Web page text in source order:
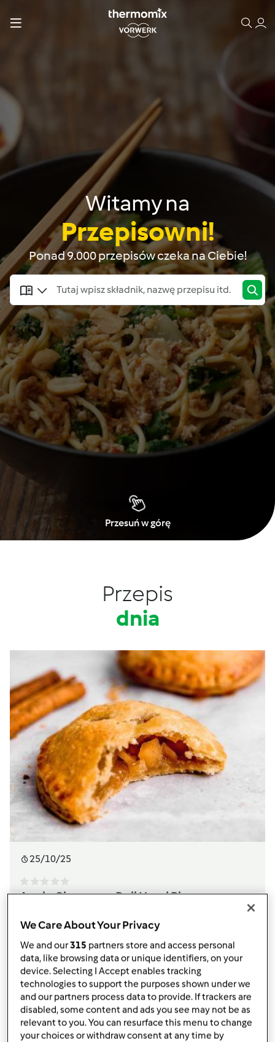
Witamy na
Przepisowni!
Ponad 9.000 przepisów czeka na Ciebie!
Przesuń w górę
Przepis
dnia
25/10/25
Apple Cinnamon Roll Hand Pies
Czas przygotowania
20min
Czas całkowity
1h 20min
porcja/porcje/porcji
--
Poziom
Średni
We Care About Your Privacy
We and our315 partners store and access personal
data, like browsing data or unique identifiers, on your
device. Selecting I Accept enables tracking
technologies to support the purposes shown under we
and our partners process data to provide. If trackers are
disabled, some content and ads you see may not be as
relevant to you. You can resurface this menu to change
your choices or withdraw consent at any time by